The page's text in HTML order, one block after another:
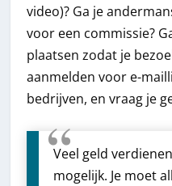
video)? Ga je
voor een commissie?
plaatsen zodat je
aanmelden voor e-
bedrijven, en vraag je
Veel geld
mogelijk. Je moet